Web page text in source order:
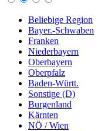
Beliebige Region
Bayer.-Schwaben
Franken
Niederbayern
Oberbayern
Oberpfalz
Baden-Württ.
Sonstige (D)
Burgenland
Kärnten
NÖ / Wien